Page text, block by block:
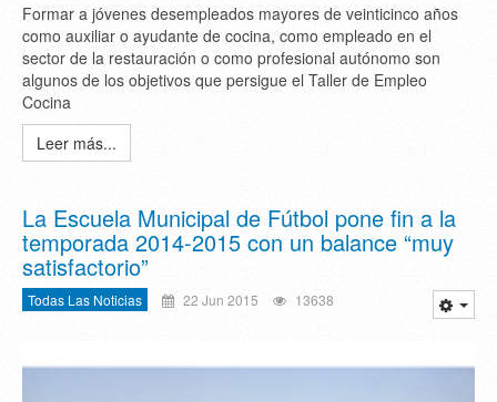
Formar a jóvenes desempleados mayores de veinticinco años
como auxiliar o ayudante de cocina, como empleado en el
sector de la restauración o como profesional autónomo son
algunos de los objetivos que persigue el Taller de Empleo
Cocina
Leer más...
La Escuela Municipal de Fútbol pone fin a la
temporada 2014-2015 con un balance “muy
satisfactorio”
Todas Las Noticias 22 Jun 2015 13638